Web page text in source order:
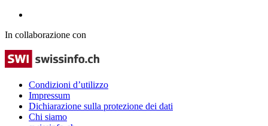
In collaborazione con
Condizioni d’utilizzo
Impressum
Dichiarazione sulla protezione dei dati
Chi siamo